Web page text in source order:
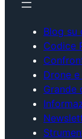
Blog su
Codice
Drone
Grande